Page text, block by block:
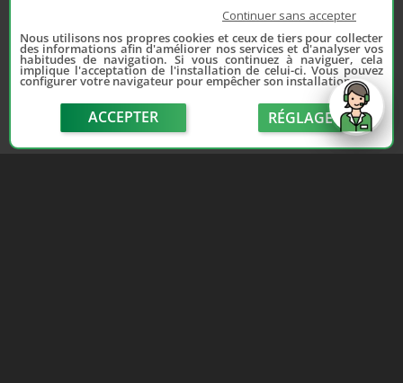
Continuer sans accepter
Nous utilisons nos propres cookies et ceux de tiers pour collecter
des informations afin d'améliorer nos services et d'analyser vos
habitudes de navigation. Si vous continuez à naviguer, cela
implique l'acceptation de l'installation de celui-ci. Vous pouvez
configurer votre navigateur pour empêcher son installation.
ACCEPTER RÉGLAGE